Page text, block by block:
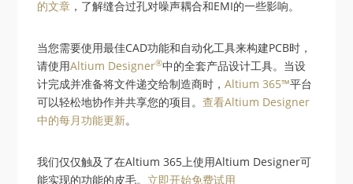
的文章 ，了解缝合过孔对噪声耦合和EMI的一些影响。
当您需要使用最佳CAD功能和自动化工具来构建PCB时，
请使用Altium Designer®中的全套产品设计工具。当设
计完成并准备将文件递交给制造商时，Altium 365™平台
可以轻松地协作并共享您的项目。查看Altium Designer
中的每月功能更新。
我们仅仅触及了在Altium 365上使用Altium Designer可
能实现的功能的皮毛。 立即开始免费试用